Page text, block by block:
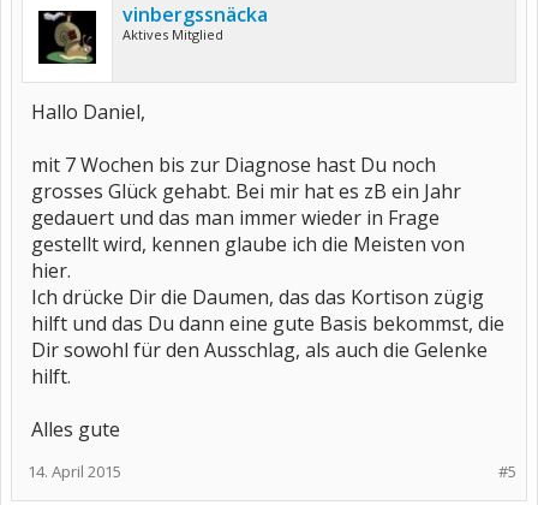
vinbergssnäcka
Aktives Mitglied
Hallo Daniel,
mit 7 Wochen bis zur Diagnose hast Du noch
grosses Glück gehabt. Bei mir hat es zB ein Jahr
gedauert und das man immer wieder in Frage
gestellt wird, kennen glaube ich die Meisten von
hier.
Ich drücke Dir die Daumen, das das Kortison zügig
hilft und das Du dann eine gute Basis bekommst, die
Dir sowohl für den Ausschlag, als auch die Gelenke
hilft.
Alles gute
#5
14. April 2015